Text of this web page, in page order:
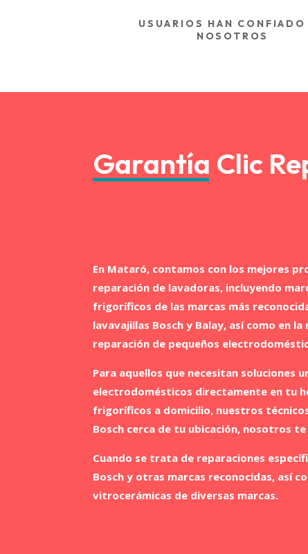
USUARIOS HAN CONFIADO
NOSOTROS
Garantía Clic
En Mataró, contamos con los mejores
reparación de lavadoras, incluyendo
frigoríficos de las marcas más
lavavajillas Bosch y Balay, así como en
reparación de pequeños
Para aquellos que necesitan soluciones
electrodomésticos directamente en tu
frigoríficos a domicilio, nuestros
Bosch cerca de tu ubicación, nosotros
Cuando se trata de reparaciones
Bosch y otras marcas reconocidas, así
vitrocerámicas de diversas marcas.